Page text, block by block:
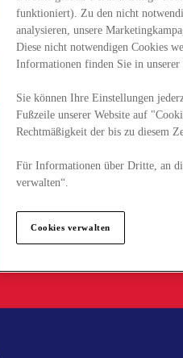
funktioniert). Zu den nicht
analysieren, unsere
Diese nicht notwendigen Cookies
Informationen finden Sie in unserer
Sie können Ihre Einstellungen
Fußzeile unserer Website auf
Rechtmäßigkeit der bis zu diesem
Für Informationen über Dritte, an
verwalten“.
Cookies verwalten